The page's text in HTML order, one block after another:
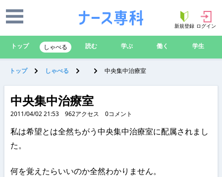
新規登録 ログイン
トップ しゃべる 読む 学ぶ 働く 学生
トップ しゃべる 中央集中治療室
中央集中治療室
2011/04/02 21:53 962アクセス 0コメント
私は希望とは全然ちがう中央集中治療室に配属されまし
た。
何を覚えたらいいのか全然わかりません。